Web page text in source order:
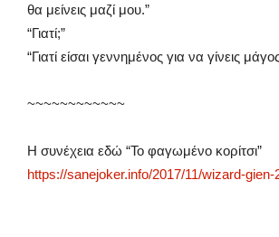
θα μείνεις μαζί μου.”
“Γιατί;”
“Γιατί είσαι γεννημένος για να γίνεις
~~~~~~~~~~~~
Η συνέχεια εδώ “Το φαγωμένο κορίτσι”
https://sanejoker.info/2017/11/wizard-gien-